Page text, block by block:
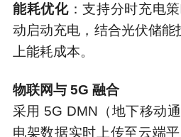
能耗优化：支持分时充电
动启动充电，结合光伏储能
上能耗成本。
物联网与 5G 融合
采用 5G DMN（地下移动
电架数据实时上传至云端